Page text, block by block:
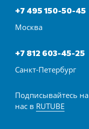
+7 495 150-50-45
Москва
+7 812 603-45-25
Санкт-Петербург
Подписывайтесь на
нас в RUTUBE